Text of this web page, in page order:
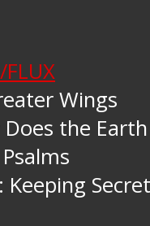
Wings
Does the
Keeping